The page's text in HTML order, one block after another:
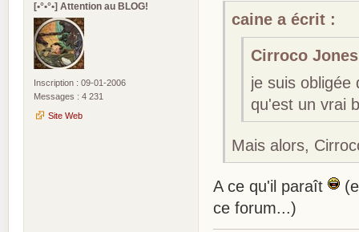
[•°•°•] Attention au BLOG!
Inscription : 09-01-2006
Messages : 4 231
Site Web
caine a écrit :
Cirroco
je suis obligée
qu'est un vrai
Mais alors,
A ce qu'il paraît
ce forum...)